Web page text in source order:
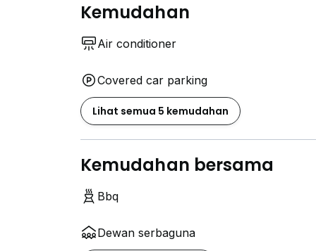
Kemudahan
Air conditioner
Covered car parking
Lihat semua 5 kemudahan
Kemudahan bersama
Bbq
Dewan serbaguna